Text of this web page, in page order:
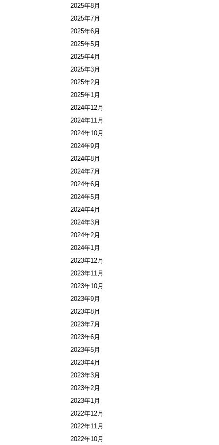
2025年8月
2025年7月
2025年6月
2025年5月
2025年4月
2025年3月
2025年2月
2025年1月
2024年12月
2024年11月
2024年10月
2024年9月
2024年8月
2024年7月
2024年6月
2024年5月
2024年4月
2024年3月
2024年2月
2024年1月
2023年12月
2023年11月
2023年10月
2023年9月
2023年8月
2023年7月
2023年6月
2023年5月
2023年4月
2023年3月
2023年2月
2023年1月
2022年12月
2022年11月
2022年10月